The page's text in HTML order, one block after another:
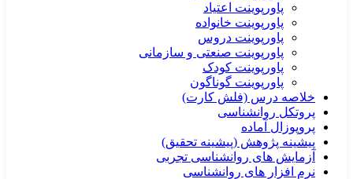
پاورپوینت اعتیاد
پاورپوینت خانواده
پاورپوینت دروس
پاورپوینت صنعتی و سازمانی
پاورپوینت کودک
پاورپوینت گوناگون
خلاصه درس (فلش کارت)
پروتکل روانشناسی
پروپوزال آماده
پیشینه پژوهش (پیشینه تحقیق)
آزمایش های روانشناسی تجربی
نرم افزار های روانشناسی